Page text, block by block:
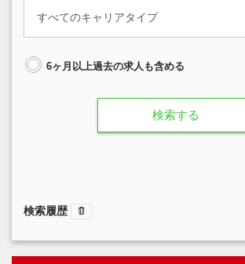
6ヶ月以上過去の求人も含める
検索する
検索履歴